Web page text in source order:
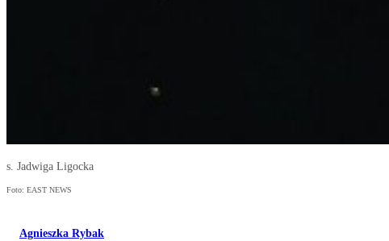
s. Jadwiga Ligocka
Foto: EAST NEWS
Agnieszka Rybak